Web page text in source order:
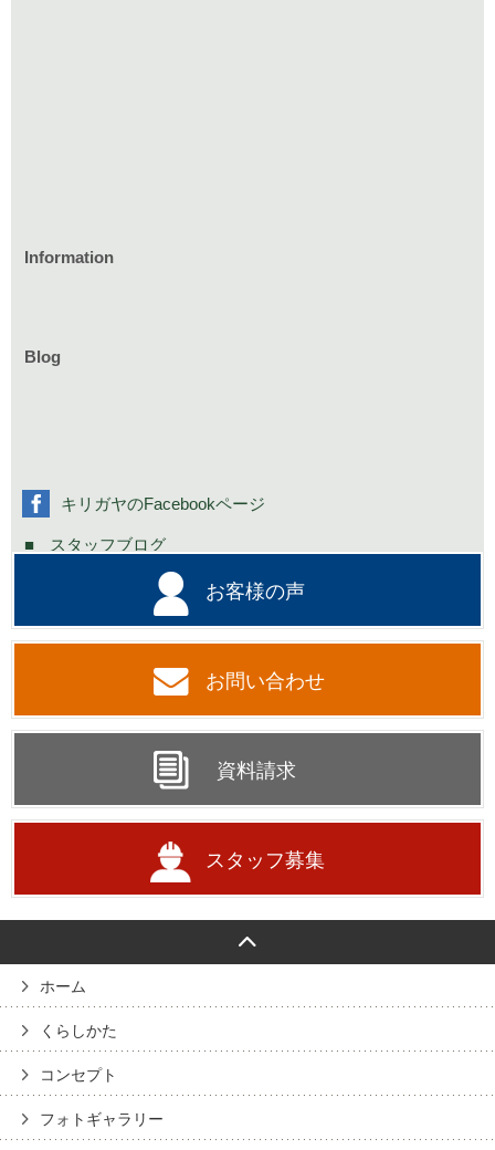
家づくりのイベント情報
Information
お知らせ一覧
Blog
社長の不定期日記
スタッフブログ
お客様の声
お問い合わせ
資料請求
スタッフ募集
キリガヤのFacebookページ
ホーム
くらしかた
コンセプト
フォトギャラリー